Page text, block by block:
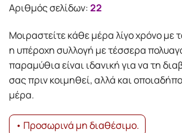
Αριθμός σελίδων:22
Μοιραστείτε κάθε μέρα λίγο χρόνο με
η υπέροχη συλλογή με τέσσερα
παραμύθια είναι ιδανική για να τη
σας πριν κοιμηθεί, αλλά και
μέρα.
• Προσωρινά μη διαθέσιμο.